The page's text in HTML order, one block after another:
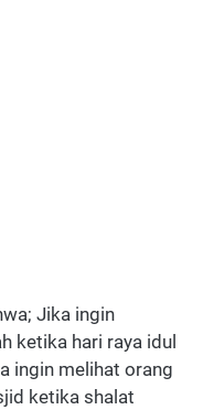
Jika ingin
ketika hari raya idul
ingin melihat orang
ketika shalat